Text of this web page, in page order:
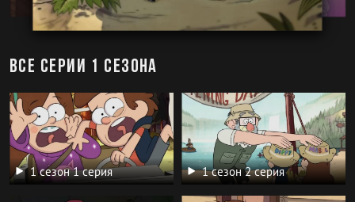
Все серии 1 сезона
1 сезон 1 серия 1 сезон 2 серия